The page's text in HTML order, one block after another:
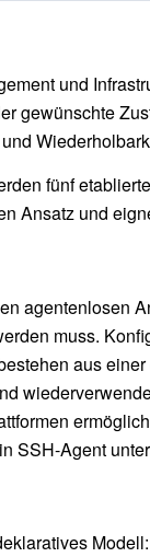
und
gewünschte
fünf
Ansatz und
agentenlosen
muss.
aus
SSH-Agent